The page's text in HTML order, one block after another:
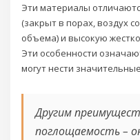
Эти материалы
(закрыт в порах, воздух
объема) и высокую
Эти особенности
могут нести
Другим
поглощаемость –